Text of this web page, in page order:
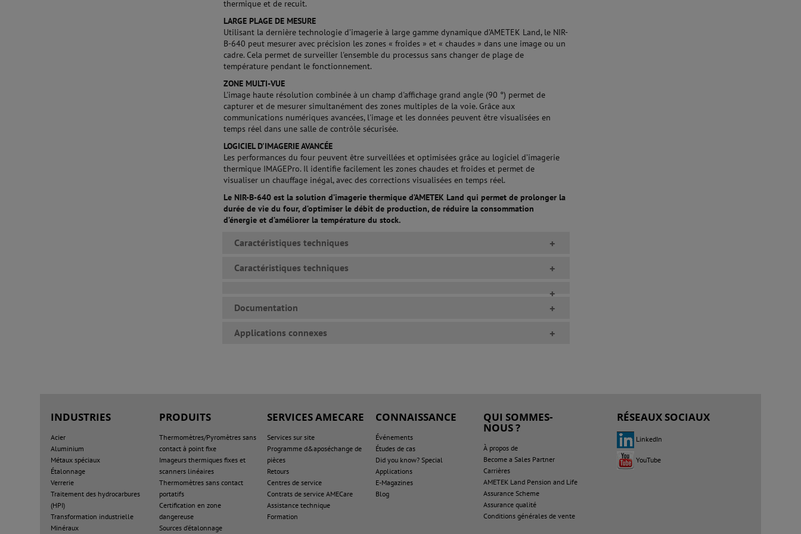
thermique et de recuit.
LARGE PLAGE DE MESURE
Utilisant la dernière technologie d’imagerie à large gamme dynamique d’AMETEK Land, le NIR-
B-640 peut mesurer avec précision les zones « froides » et « chaudes » dans une image ou un
cadre. Cela permet de surveiller l'ensemble du processus sans changer de plage de
température pendant le fonctionnement.
ZONE MULTI-VUE
L'image haute résolution combinée à un champ d'affichage grand angle (90 °) permet de
capturer et de mesurer simultanément des zones multiples de la voie. Grâce aux
communications numériques avancées, l'image et les données peuvent être visualisées en
temps réel dans une salle de contrôle sécurisée.
LOGICIEL D'IMAGERIE AVANCÉE
Les performances du four peuvent être surveillées et optimisées grâce au logiciel d’imagerie
thermique IMAGEPro. Il identifie facilement les zones chaudes et froides et permet de
visualiser un chauffage inégal, avec des corrections visualisées en temps réel.
Le NIR-B-640 est la solution d’imagerie thermique d’AMETEK Land qui permet de prolonger la
durée de vie du four, d’optimiser le débit de production, de réduire la consommation
d’énergie et d’améliorer la température du stock.
Caractéristiques techniques +
Caractéristiques techniques
+
+
Documentation +
Applications connexes +
INDUSTRIES
Acier
Aluminium
Métaux spéciaux
Étalonnage
Verrerie
Traitement des hydrocarbures
(HPI)
Transformation industrielle
Minéraux
PRODUITS
Thermomètres/Pyromètres sans
contact à point fixe
Imageurs thermiques fixes et
scanners linéaires
Thermomètres sans contact
portatifs
Certification en zone
dangereuse
Sources d’étalonnage
SERVICES AMECARE
Services sur site
Programme d&aposéchange de
pièces
Retours
Centres de service
Contrats de service AMECare
Assistance technique
Formation
CONNAISSANCE
Événements
Études de cas
Did you know? Special
Applications
E-Magazines
Blog
QUI SOMMES-
NOUS ?
À propos de
Become a Sales Partner
Carrières
AMETEK Land Pension and Life
Assurance Scheme
Assurance qualité
Conditions générales de vente
RÉSEAUX SOCIAUX
LinkedIn
YouTube